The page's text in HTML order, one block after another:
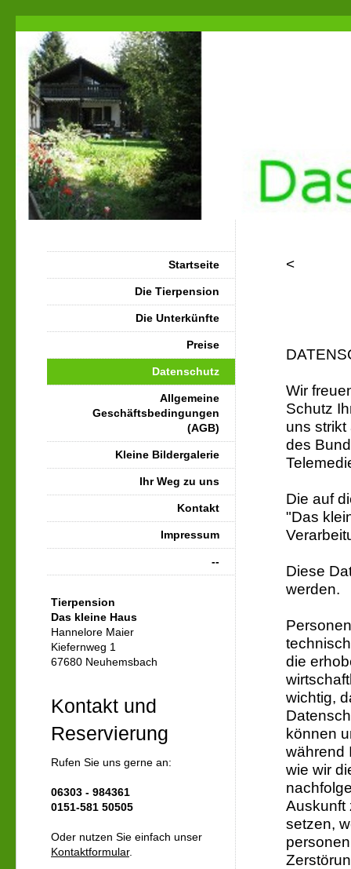
<
Wir
Schutz
uns
des
Die auf
"Das
Diese
werden.
die
wichtig,
können
während
wie wir
Auskunft
setzen,
Startseite
Die Tierpension
Die Unterkünfte
Preise
Datenschutz
Allgemeine
Geschäftsbedingungen
(AGB)
Kleine Bildergalerie
Ihr Weg zu uns
Kontakt
Impressum
--
Tierpension
Das kleine Haus
Hannelore Maier
Kiefernweg 1
67680 Neuhemsbach
Kontakt und
Reservierung
Rufen Sie uns gerne an:
06303 - 984361
0151-581 50505
Oder nutzen Sie einfach unser
Kontaktformular.